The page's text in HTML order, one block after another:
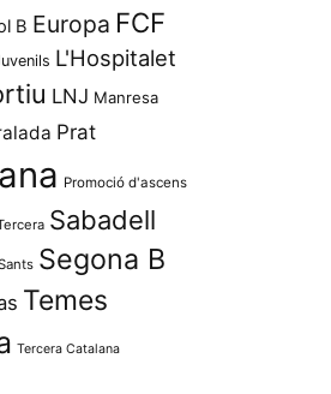
B Europa FCF
L'Hospitalet
LNJ Manresa
Prat
Promoció d'ascens
Sabadell
Segona B
Temes
Tercera Catalana